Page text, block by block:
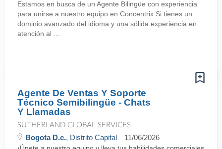
Estamos en busca de un Agente Bilingüe con experiencia
para unirse a nuestro equipo en Concentrix.Si tienes un
dominio avanzado del idioma y una sólida experiencia en
atención al ...
Agente De Ventas Y Soporte
Técnico Semibilingüe - Chats
Y Llamadas
SUTHERLAND GLOBAL SERVICES
Bogota D.c., Distrito Capital 11/06/2026